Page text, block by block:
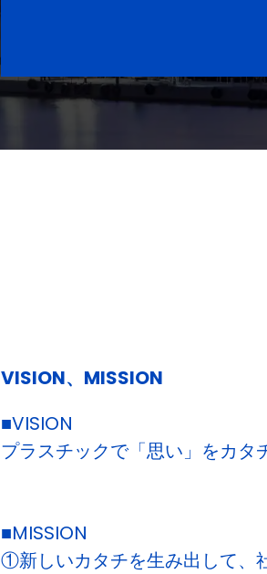
VISION、MISSION
■VISION
プラスチックで「思い」をカタ
■MISSION
①新しいカタチを生み出して、